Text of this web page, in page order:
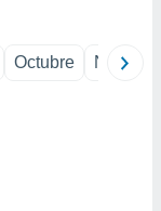
Octubre